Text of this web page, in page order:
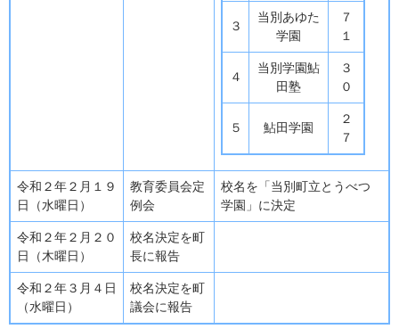
３
当別あゆた
学園
７
１
４
当別学園鮎
田塾
３
０
５ 鮎田学園
２
７
令和２年２月１９
日（水曜日）
教育委員会定
例会
校名を「当別町立とうべつ
学園」に決定
令和２年２月２０
日（木曜日）
校名決定を町
長に報告
令和２年３月４日
（水曜日）
校名決定を町
議会に報告